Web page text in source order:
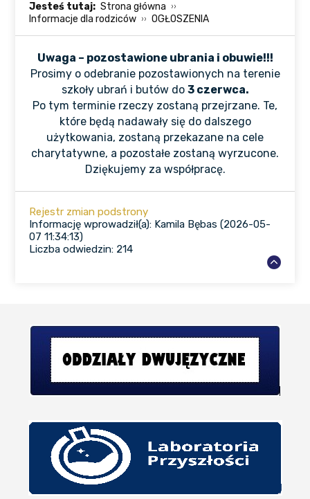
Jesteś tutaj: Strona główna
Informacje dla rodziców
OGŁOSZENIA
Uwaga – pozostawione ubrania i obuwie!!!
Prosimy o odebranie pozostawionych na terenie
szkoły ubrań i butów do 3 czerwca.
Po tym terminie rzeczy zostaną przejrzane. Te,
które będą nadawały się do dalszego
użytkowania, zostaną przekazane na cele
charytatywne, a pozostałe zostaną wyrzucone.
Dziękujemy za współpracę.
Rejestr zmian podstrony
Informację wprowadził(a): Kamila Bębas (2026-05-
07 11:34:13)
Liczba odwiedzin: 214